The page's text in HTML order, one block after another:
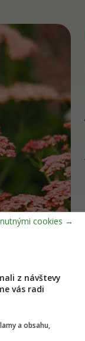
z návštevy
vás radi
a obsahu,